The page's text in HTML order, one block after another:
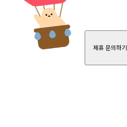
제휴 문의하기